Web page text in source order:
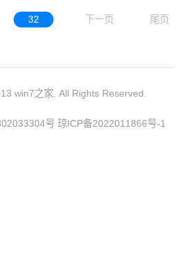
32 下一页 尾页
win7之家. All Rights Reserved.
号 琼ICP备2022011866号-1